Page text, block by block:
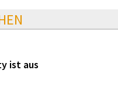
ist aus